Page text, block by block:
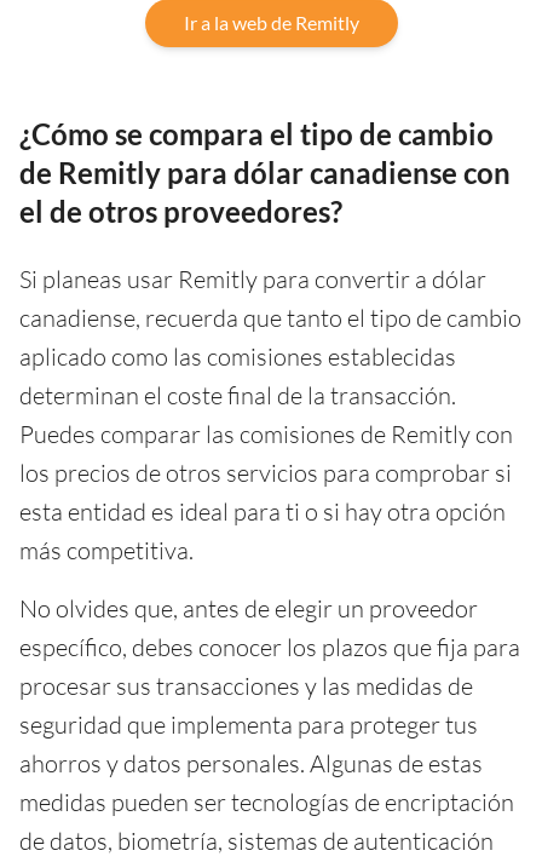
Ir a la web de Remitly
¿Cómo se compara el tipo de cambio
de Remitly para dólar canadiense con
el de otros proveedores?
Si planeas usar Remitly para convertir a dólar
canadiense, recuerda que tanto el tipo de cambio
aplicado como las comisiones establecidas
determinan el coste final de la transacción.
Puedes comparar las comisiones de Remitly con
los precios de otros servicios para comprobar si
esta entidad es ideal para ti o si hay otra opción
más competitiva.
No olvides que, antes de elegir un proveedor
específico, debes conocer los plazos que fija para
procesar sus transacciones y las medidas de
seguridad que implementa para proteger tus
ahorros y datos personales. Algunas de estas
medidas pueden ser tecnologías de encriptación
de datos, biometría, sistemas de autenticación